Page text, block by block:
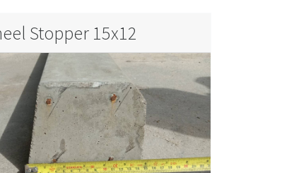
Stopper 15x12